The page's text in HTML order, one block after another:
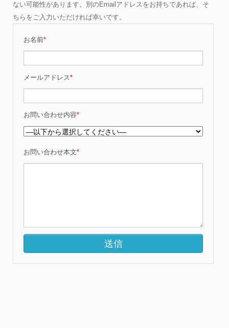
ない可能性があります。別のEmailアドレスをお持ちであれば、そ
ちらをご入力いただければ幸いです。
お名前*
メールアドレス*
お問い合わせ内容*
お問い合わせ本文*